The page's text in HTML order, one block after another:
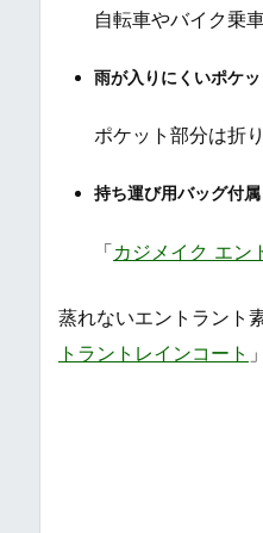
自転車やバイク乗
雨が入りにくいポケ
ポケット部分は折
持ち運び用バッグ付属
「カジメイク エン
蒸れないエントラント
トラントレインコート